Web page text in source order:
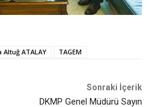
ATALAY TAGEM
Sonraki İçerik
DKMP Genel Müdürü Sayın